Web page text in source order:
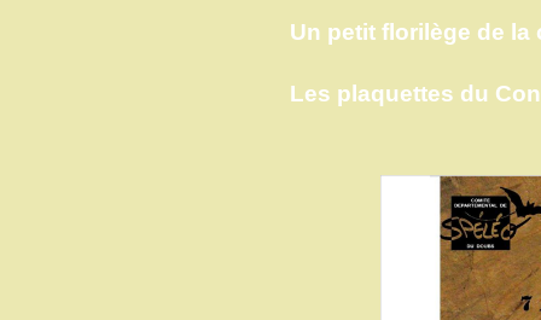
Un petit florilège de
Les plaquettes du